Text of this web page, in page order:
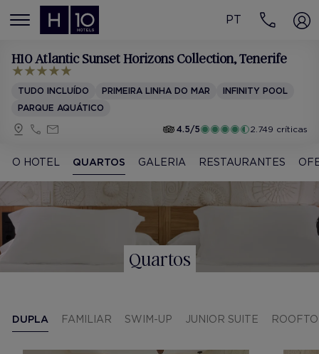
MENÚ
PT
H10 Atlantic Sunset Horizons Collection, Tenerife
TUDO INCLUÍDO PRIMEIRA LINHA DO MAR
INFINITY POOL
PARQUE AQUÁTICO
4.5/5
2.749 críticas
O HOTEL QUARTOS GALERIA RESTAURANTES
Quartos
DUPLA FAMILIAR SWIM-UP JUNIOR SUITE